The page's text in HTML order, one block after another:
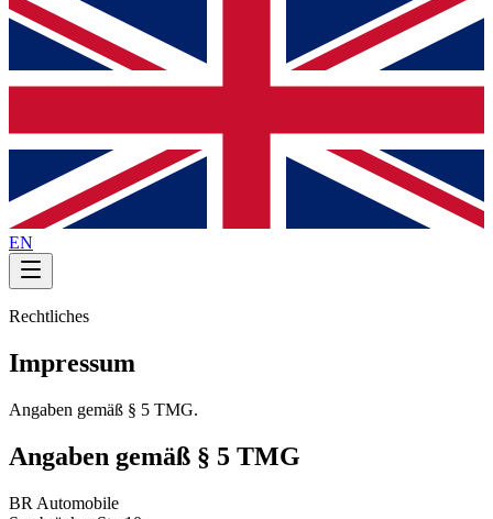
EN
Rechtliches
Impressum
Angaben gemäß § 5 TMG.
Angaben gemäß § 5 TMG
BR Automobile